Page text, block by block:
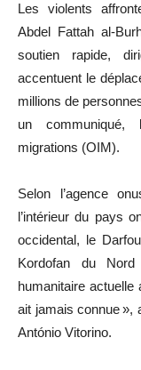
Les violents
Abdel Fattah al-
soutien rapide,
accentuent le
millions de
un communiqué,
migrations (OIM).
Selon l’agence
l’intérieur du pays
occidental, le
Kordofan du
humanitaire
ait jamais connue »,
António Vitorino.